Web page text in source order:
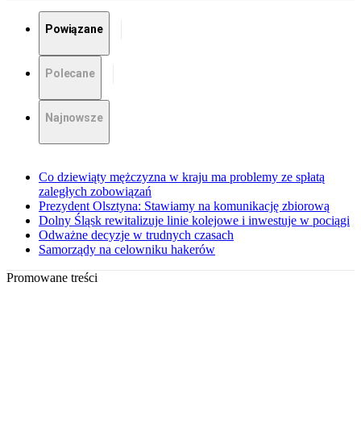
Powiązane
Polecane
Najnowsze
Co dziewiąty mężczyzna w kraju ma problemy ze spłatą
zaległych zobowiązań
Prezydent Olsztyna: Stawiamy na komunikację zbiorową
Dolny Śląsk rewitalizuje linie kolejowe i inwestuje w pociągi
Odważne decyzje w trudnych czasach
Samorządy na celowniku hakerów
Promowane treści